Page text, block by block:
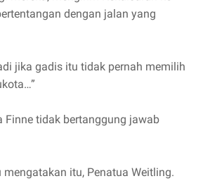
dengan jalan yang
jika gadis itu tidak pernah memilih
Finne tidak bertanggung jawab
mengatakan itu, Penatua Weitling.